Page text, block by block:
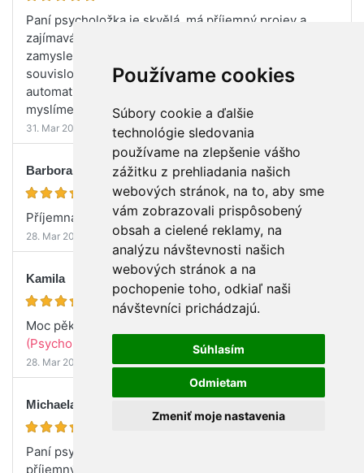
Používame cookies
Súbory cookie a ďalšie
technológie sledovania
používame na zlepšenie vášho
zážitku z prehliadania našich
webových stránok, na to, aby sme
vám zobrazovali prispôsobený
obsah a cielené reklamy, na
analýzu návštevnosti našich
webových stránok a na
pochopenie toho, odkiaľ naši
návštevníci prichádzajú.
Súhlasím
Odmietam
Zmeniť moje nastavenia
Paní psycholožka je skvělá, má příjemný projev a
zajímavá témata. Velmi ráda poslouchám. Donutí se
zamyslet nad věcmi v takovém úhlu pohledu a
souvislostech, které nám mohou připadat
automatické, ale vlastně jsou důležitější než si
myslíme. Doporučuji.(Psychológia bábätka)
31. Mar 2022
Barbora
Příjemná přednáška.(Psychológia bábätka)
28. Mar 2022
Kamila
Moc pěkná přednáška, hodně užitečných informací.
(Psychológia bábätka)
28. Mar 2022
Michaela
Paní psycholožka je úplně skvělá, má extrémně
příjemný projev a zajímavá témata. Velmi ráda